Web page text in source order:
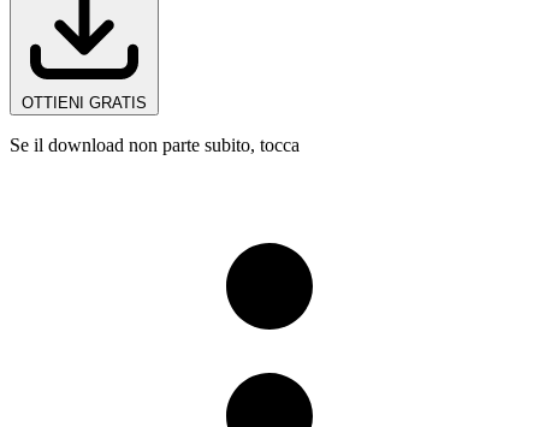
OTTIENI GRATIS
Se il download non parte subito, tocca